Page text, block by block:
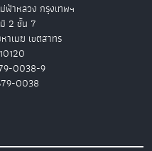
ฟ้าหลวง กรุงเทพฯ
2 ชั้น 7
าเมฆ เขตสาทร
0038-9
0038